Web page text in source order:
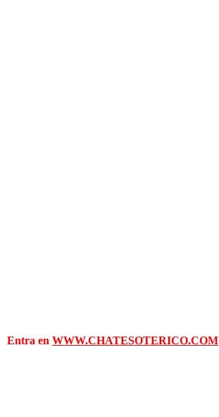
Entra en WWW.CHATESOTERICO.COM